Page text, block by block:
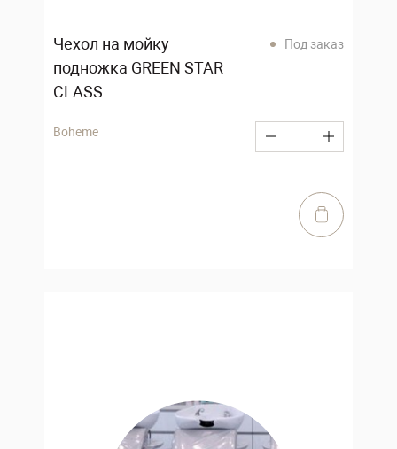
Чехол на мойку
подножка GREEN STAR
CLASS
Под заказ
Boheme